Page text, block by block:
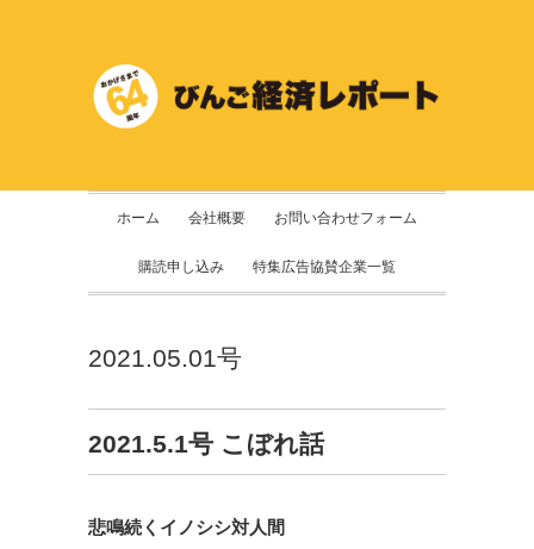
ホーム 会社概要 お問い合わせフォーム
購読申し込み 特集広告協賛企業一覧
2021.05.01号
2021.5.1号 こぼれ話
悲鳴続くイノシシ対人間